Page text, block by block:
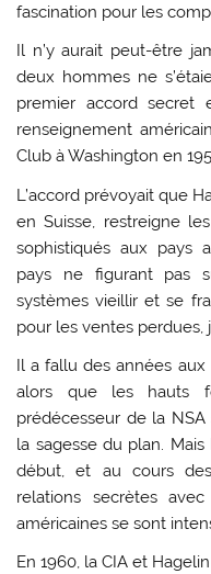
fascination pour les
Il n’y aurait peut-être
deux hommes ne
premier accord secret
renseignement
Club à Washington en
L’accord prévoyait que
en Suisse, restreigne
sophistiqués aux pays
pays ne figurant pas
systèmes vieillir et se
pour les ventes perdues,
Il a fallu des années aux
alors que les hauts
prédécesseur de la
la sagesse du plan.
début, et au cours
relations secrètes
américaines se sont
En 1960, la CIA et